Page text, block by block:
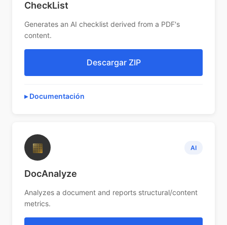
CheckList
Generates an AI checklist derived from a PDF's
content.
Descargar ZIP
Documentación
▦ AI
DocAnalyze
Analyzes a document and reports structural/content
metrics.